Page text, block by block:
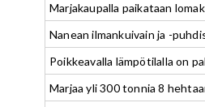
Marjakaupalla paikataan
Nanean ilmankuivain ja -
Poikkeavalla lämpötilalla on
Marjaa yli 300 tonnia 8